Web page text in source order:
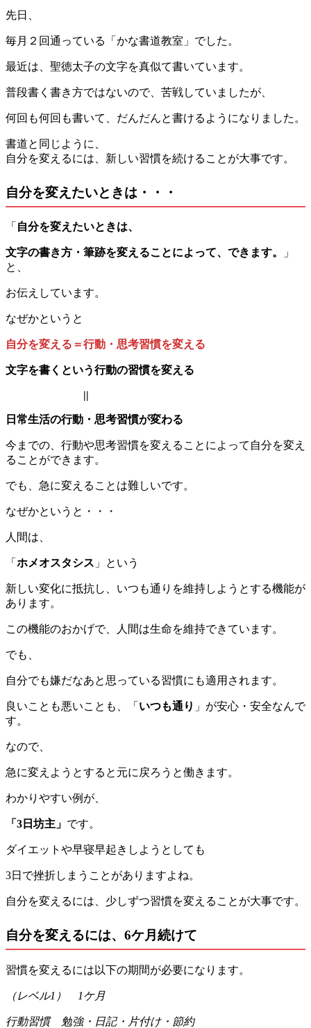
先日、
毎月２回通っている「かな書道教室」でした。
最近は、聖徳太子の文字を真似て書いています。
普段書く書き方ではないので、苦戦していましたが、
何回も何回も書いて、だんだんと書けるようになりました。
書道と同じように、
自分を変えるには、新しい習慣を続けることが大事です。
自分を変えたいときは・・・
「 自分を変えたいときは、
文字の書き方・筆跡を変えることによって、できます。
」
と、
お伝えしています。
なぜかというと
自分を変える＝行動・思考習慣を変える
文字を書くという行動の習慣を変える
||
日常生活の行動・思考習慣が変わる
今までの、行動や思考習慣を変えることによって自分を変え
ることができます。
でも、急に変えることは難しいです。
なぜかというと・・・
人間は、
「 ホメオスタシス 」という
新しい変化に抵抗し、いつも通りを維持しようとする機能が
あります。
この機能のおかげで、人間は生命を維持できています。
でも、
自分でも嫌だなあと思っている習慣にも適用されます。
良いことも悪いことも、「 いつも通り 」が安心・安全なんで
す。
なので、
急に変えようとすると元に戻ろうと働きます。
わかりやすい例が、
「3日坊主」 です。
ダイエットや早寝早起きしようとしても
3日で挫折しまうことがありますよね。
自分を変えるには、少しずつ習慣を変えることが大事です。
自分を変えるには、6ケ月続けて
習慣を変えるには以下の期間が必要になります。
（レベル1） 1ケ月
行動習慣 勉強・日記・片付け・節約